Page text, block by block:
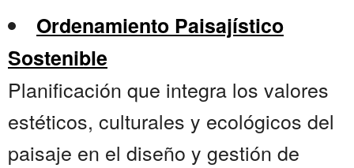
Ordenamiento Paisajístico
Sostenible
Planificación que integra los valores
estéticos, culturales y ecológicos del
paisaje en el diseño y gestión de